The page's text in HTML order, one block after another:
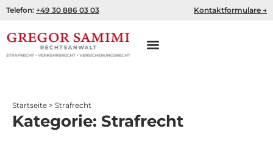
Zum
springen
Telefon: +49 30 886 03 03 Kontaktformulare →
Startseite > Strafrecht
Kategorie: Strafrecht